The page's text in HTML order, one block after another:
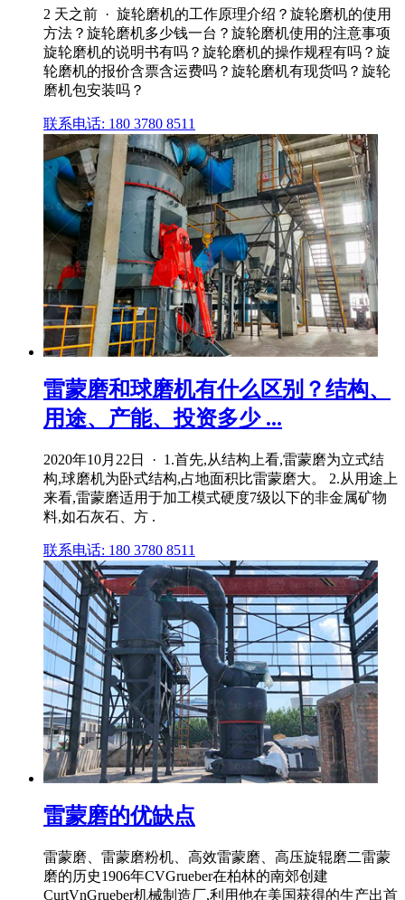
2 天之前 · 旋轮磨机的工作原理介绍？旋轮磨机的使用
方法？旋轮磨机多少钱一台？旋轮磨机使用的注意事项
旋轮磨机的说明书有吗？旋轮磨机的操作规程有吗？旋
轮磨机的报价含票含运费吗？旋轮磨机有现货吗？旋轮
磨机包安装吗？
联系电话: 180 3780 8511
雷蒙磨和球磨机有什么区别？结构、
用途、产能、投资多少 ...
2020年10月22日 · 1.首先,从结构上看,雷蒙磨为立式结
构,球磨机为卧式结构,占地面积比雷蒙磨大。 2.从用途上
来看,雷蒙磨适用于加工模式硬度7级以下的非金属矿物
料,如石灰石、方 .
联系电话: 180 3780 8511
雷蒙磨的优缺点
雷蒙磨、雷蒙磨粉机、高效雷蒙磨、高压旋辊磨二雷蒙
磨的历史1906年CVGrueber在柏林的南郊创建
CurtVnGrueber机械制造厂,利用他在美国获得的生产出首